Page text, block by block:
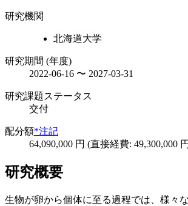
研究機関
北海道大学
研究期間 (年度)
2022-06-16 〜 2027-03-31
研究課題ステータス
交付
配分額*注記
64,090,000 円 (直接経費: 49,300,000
研究概要
生物が卵から個体に至る過程では、様々